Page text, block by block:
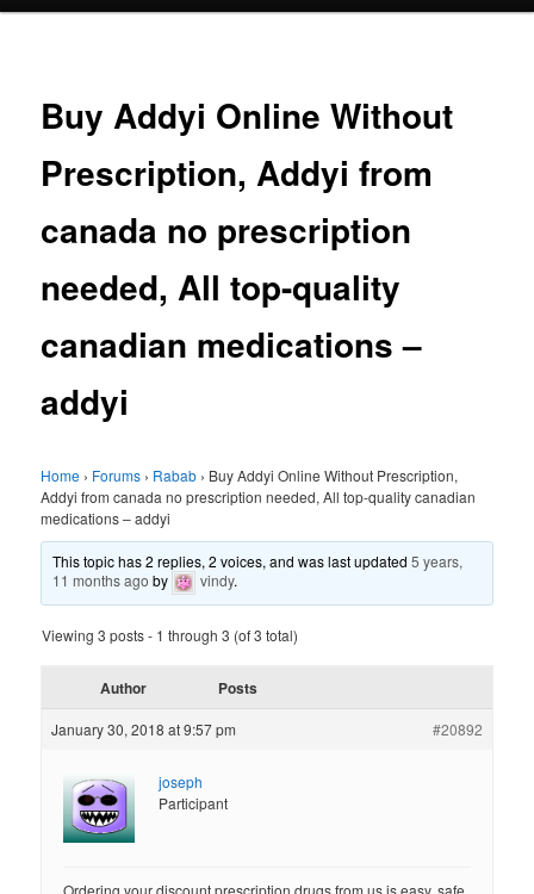
Buy Addyi Online Without
Prescription, Addyi from
canada no prescription
needed, All top-quality
canadian medications –
addyi
Home › Forums › Rabab › Buy Addyi Online Without Prescription,
Addyi from canada no prescription needed, All top-quality canadian
medications – addyi
This topic has 2 replies, 2 voices, and was last updated5 years,
11 months ago by vindy.
Viewing 3 posts - 1 through 3 (of 3 total)
Author Posts
January 30, 2018 at 9:57 pm #20892
joseph
Participant